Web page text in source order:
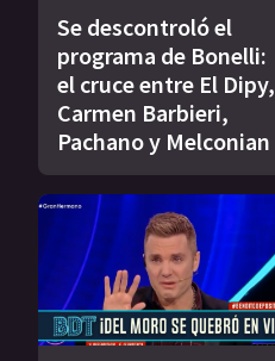
Se descontroló el
programa de Bonelli:
el cruce entre El Dipy,
Carmen Barbieri,
Pachano y Melconian